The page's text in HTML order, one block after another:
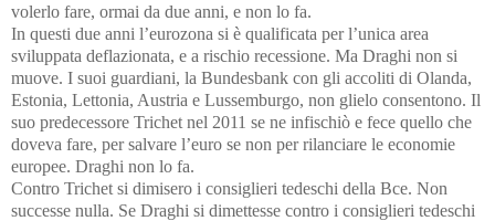
volerlo fare, ormai da due anni, e non lo fa.
In questi due anni l’eurozona si è qualificata per l’unica area
sviluppata deflazionata, e a rischio recessione. Ma Draghi non si
muove. I suoi guardiani, la Bundesbank con gli accoliti di Olanda,
Estonia, Lettonia, Austria e Lussemburgo, non glielo consentono. Il
suo predecessore Trichet nel 2011 se ne infischiò e fece quello che
doveva fare, per salvare l’euro se non per rilanciare le economie
europee. Draghi non lo fa.
Contro Trichet si dimisero i consiglieri tedeschi della Bce. Non
successe nulla. Se Draghi si dimettesse contro i consiglieri tedeschi